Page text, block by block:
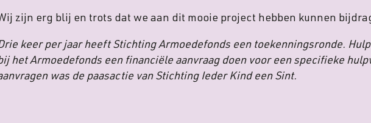
zijn erg blij en trots dat we aan dit mooie project hebben kunnen
keer per jaar heeft Stichting Armoedefonds een toekenningsronde.
het Armoedefonds een financiële aanvraag doen voor een specifieke
was de paasactie van Stichting Ieder Kind een Sint.